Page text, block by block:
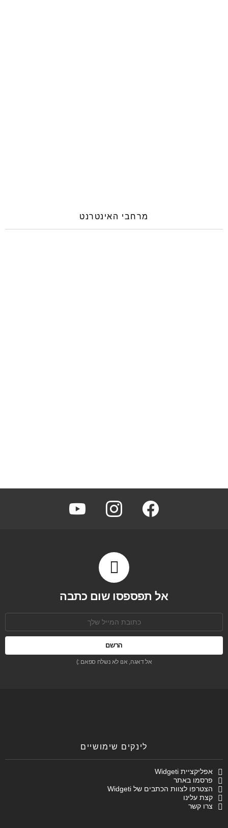
מרחבי האינטרנט
facebook
instagram
youtube
אל תפספסו שום כתבה
אל דאגה, אנו לא נשלח ספאם :)
לינקים שימושיים
אפליקציית Widgeti
פרסמו באתר
הצטרפו לצוות הכתבים של Widgeti
קצת עלינו
צרו קשר